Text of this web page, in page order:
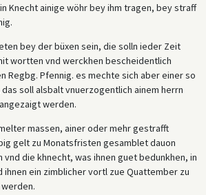
Knecht ainige wöhr bey ihm tragen, bey straff
bey der büxen sein, die solln ieder Zeit
wortten vnd werckhen bescheidentlich
Regbg. Pfennig. es mechte sich aber einer so
soll alsbalt vnuerzogentlich ainem herrn
werden.
massen, ainer oder mehr gestrafft
gelt zu Monatsfristen gesamblet dauon
die khnecht, was ihnen guet bedunkhen, in
ihnen ein zimblicher vortl zue Quattember zu